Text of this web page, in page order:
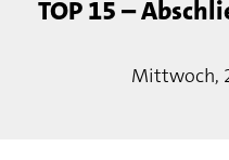
TOP 15 –
Mittwoch,